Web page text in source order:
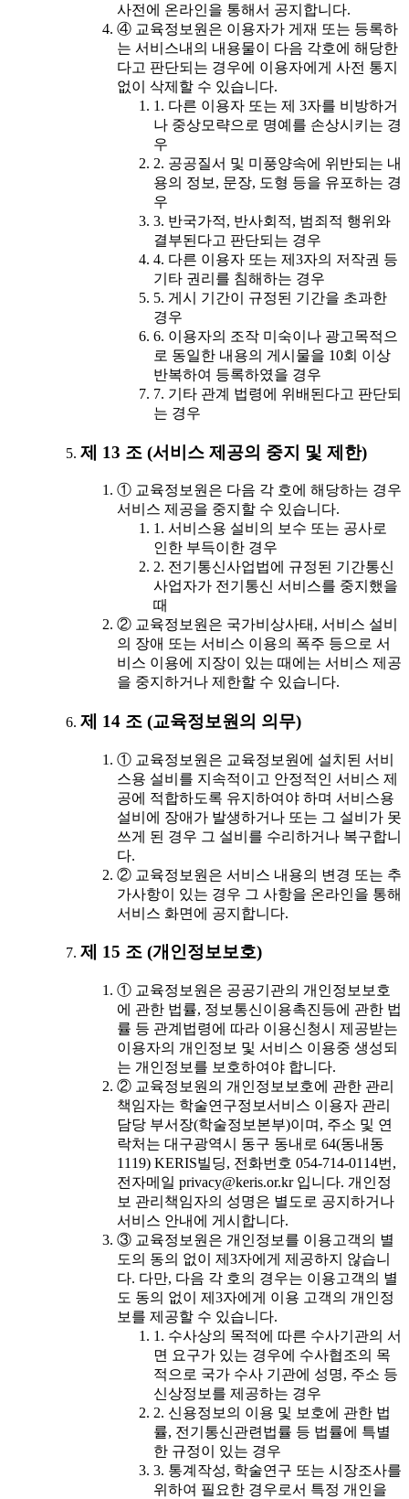
사전에 온라인을 통해서 공지합니다.
④ 교육정보원은 이용자가 게재 또는 등록하
는 서비스내의 내용물이 다음 각호에 해당한
다고 판단되는 경우에 이용자에게 사전 통지
없이 삭제할 수 있습니다.
1. 다른 이용자 또는 제 3자를 비방하거
나 중상모략으로 명예를 손상시키는 경
우
2. 공공질서 및 미풍양속에 위반되는 내
용의 정보, 문장, 도형 등을 유포하는 경
우
3. 반국가적, 반사회적, 범죄적 행위와
결부된다고 판단되는 경우
4. 다른 이용자 또는 제3자의 저작권 등
기타 권리를 침해하는 경우
5. 게시 기간이 규정된 기간을 초과한
경우
6. 이용자의 조작 미숙이나 광고목적으
로 동일한 내용의 게시물을 10회 이상
반복하여 등록하였을 경우
7. 기타 관계 법령에 위배된다고 판단되
는 경우
제 13 조 (서비스 제공의 중지 및 제한)
① 교육정보원은 다음 각 호에 해당하는 경우
서비스 제공을 중지할 수 있습니다.
1. 서비스용 설비의 보수 또는 공사로
인한 부득이한 경우
2. 전기통신사업법에 규정된 기간통신
사업자가 전기통신 서비스를 중지했을
때
② 교육정보원은 국가비상사태, 서비스 설비
의 장애 또는 서비스 이용의 폭주 등으로 서
비스 이용에 지장이 있는 때에는 서비스 제공
을 중지하거나 제한할 수 있습니다.
제 14 조 (교육정보원의 의무)
① 교육정보원은 교육정보원에 설치된 서비
스용 설비를 지속적이고 안정적인 서비스 제
공에 적합하도록 유지하여야 하며 서비스용
설비에 장애가 발생하거나 또는 그 설비가 못
쓰게 된 경우 그 설비를 수리하거나 복구합니
다.
② 교육정보원은 서비스 내용의 변경 또는 추
가사항이 있는 경우 그 사항을 온라인을 통해
서비스 화면에 공지합니다.
제 15 조 (개인정보보호)
① 교육정보원은 공공기관의 개인정보보호
에 관한 법률, 정보통신이용촉진등에 관한 법
률 등 관계법령에 따라 이용신청시 제공받는
이용자의 개인정보 및 서비스 이용중 생성되
는 개인정보를 보호하여야 합니다.
② 교육정보원의 개인정보보호에 관한 관리
책임자는 학술연구정보서비스 이용자 관리
담당 부서장(학술정보본부)이며, 주소 및 연
락처는 대구광역시 동구 동내로 64(동내동
1119) KERIS빌딩, 전화번호 054-714-0114번,
전자메일 privacy@keris.or.kr 입니다. 개인정
보 관리책임자의 성명은 별도로 공지하거나
서비스 안내에 게시합니다.
③ 교육정보원은 개인정보를 이용고객의 별
도의 동의 없이 제3자에게 제공하지 않습니
다. 다만, 다음 각 호의 경우는 이용고객의 별
도 동의 없이 제3자에게 이용 고객의 개인정
보를 제공할 수 있습니다.
1. 수사상의 목적에 따른 수사기관의 서
면 요구가 있는 경우에 수사협조의 목
적으로 국가 수사 기관에 성명, 주소 등
신상정보를 제공하는 경우
2. 신용정보의 이용 및 보호에 관한 법
률, 전기통신관련법률 등 법률에 특별
한 규정이 있는 경우
3. 통계작성, 학술연구 또는 시장조사를
위하여 필요한 경우로서 특정 개인을